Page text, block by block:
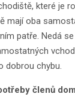
které je
mají oba
patře. Nedá
dobrou chybu.
členů